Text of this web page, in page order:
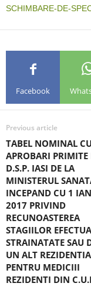
SCHIMBARE-DE-
Facebook
Previous article
TABEL NOMINAL CU
APROBARI PRIMITE
D.S.P. IASI DE LA
MINISTERUL
INCEPAND CU 1
2017 PRIVIND
RECUNOASTEREA
STAGIILOR
STRAINATATE SAU
UN ALT
PENTRU MEDICIII
REZIDENTI DIN